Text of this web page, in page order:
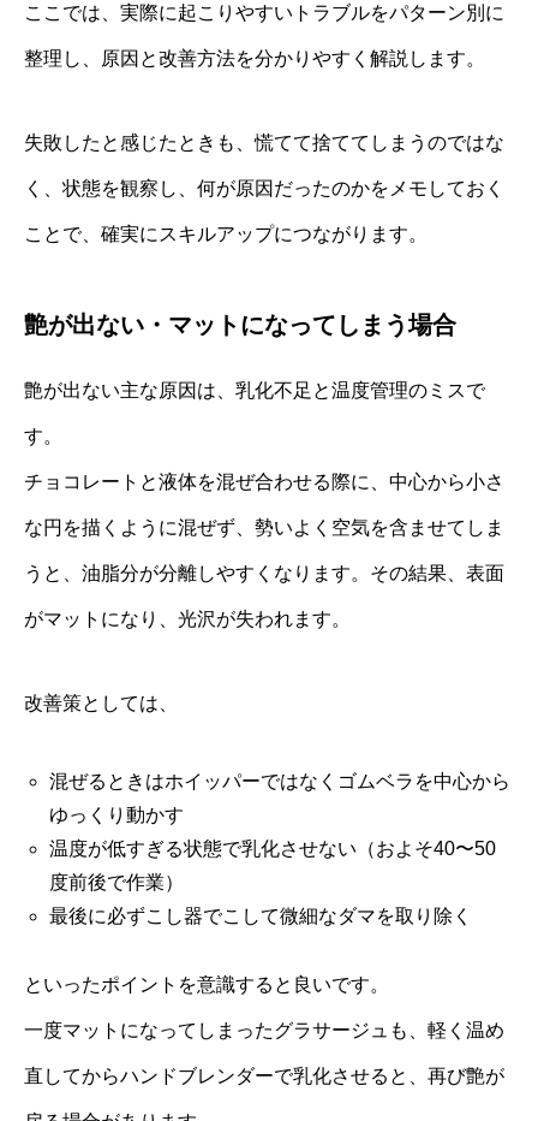
ここでは、実際に起こりやすいトラブルをパターン別に
整理し、原因と改善方法を分かりやすく解説します。
失敗したと感じたときも、慌てて捨ててしまうのではな
く、状態を観察し、何が原因だったのかをメモしておく
ことで、確実にスキルアップにつながります。
艶が出ない・マットになってしまう場合
艶が出ない主な原因は、乳化不足と温度管理のミスで
す。
チョコレートと液体を混ぜ合わせる際に、中心から小さ
な円を描くように混ぜず、勢いよく空気を含ませてしま
うと、油脂分が分離しやすくなります。その結果、表面
がマットになり、光沢が失われます。
改善策としては、
混ぜるときはホイッパーではなくゴムベラを中心から
ゆっくり動かす
温度が低すぎる状態で乳化させない（およそ40〜50
度前後で作業）
最後に必ずこし器でこして微細なダマを取り除く
といったポイントを意識すると良いです。
一度マットになってしまったグラサージュも、軽く温め
直してからハンドブレンダーで乳化させると、再び艶が